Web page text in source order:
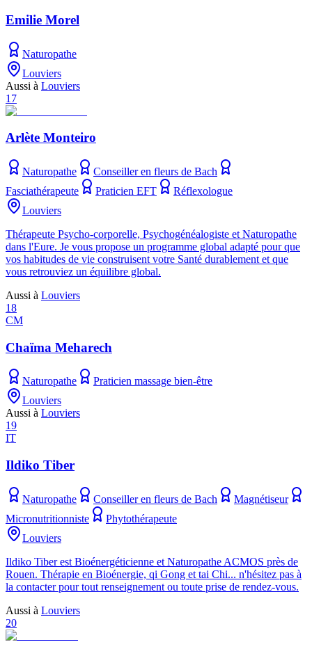
Emilie Morel
Naturopathe
Louviers
Aussi à Louviers
17
Arlète Monteiro
Naturopathe
Conseiller en fleurs de Bach
Fasciathérapeute
Praticien EFT
Réflexologue
Louviers
Thérapeute Psycho-corporelle, Psychogénéalogiste et Naturopathe
dans l'Eure. Je vous propose un programme global adapté pour que
vos habitudes de vie construisent votre Santé durablement et que
vous retrouviez un équilibre global.
Aussi à Louviers
18
CM
Chaïma Meharech
Naturopathe
Praticien massage bien-être
Louviers
Aussi à Louviers
19
IT
Ildiko Tiber
Naturopathe Conseiller en fleurs de Bach
Magnétiseur
Micronutritionniste
Phytothérapeute
Louviers
Ildiko Tiber est Bioénergéticienne et Naturopathe ACMOS près de
Rouen. Thérapie en Bioénergie, qi Gong et tai Chi... n'hésitez pas à
la contacter pour tout renseignement ou toute prise de rendez-vous.
Aussi à Louviers
20